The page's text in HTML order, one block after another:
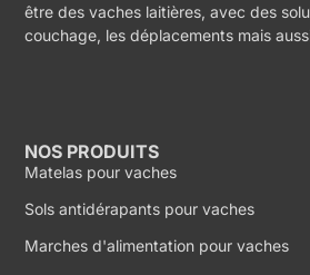
être des vaches laitières, avec des
couchage, les déplacements mais
NOS PRODUITS
Matelas pour vaches
Sols antidérapants pour vaches
Marches d'alimentation pour vaches